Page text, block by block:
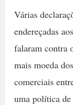
Várias
endereçadas
falaram contra
mais moeda
comerciais
uma política